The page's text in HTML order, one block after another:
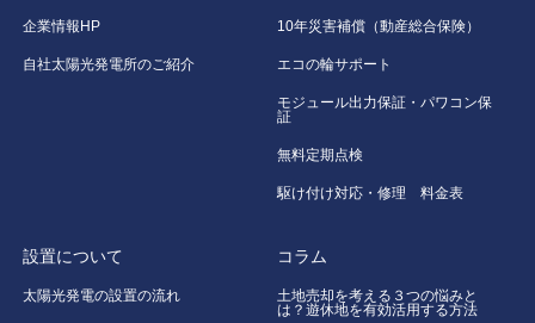
企業情報HP
自社太陽光発電所のご紹介
10年災害補償（動産総合保険）
エコの輪サポート
モジュール出力保証・パワコン保
証
無料定期点検
駆け付け対応・修理 料金表
設置について
太陽光発電の設置の流れ
コラム
土地売却を考える３つの悩みと
は？遊休地を有効活用する方法